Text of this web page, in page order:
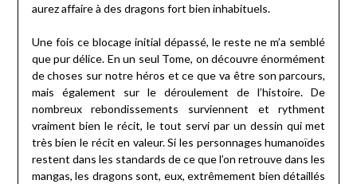
aurez affaire à des dragons fort bien inhabituels.
Une fois ce blocage initial dépassé, le reste ne m’a semblé
que pur délice. En un seul Tome, on découvre énormément
de choses sur notre héros et ce que va être son parcours,
mais également sur le déroulement de l’histoire. De
nombreux rebondissements surviennent et rythment
vraiment bien le récit, le tout servi par un dessin qui met
très bien le récit en valeur. Si les personnages humanoïdes
restent dans les standards de ce que l’on retrouve dans les
mangas, les dragons sont, eux, extrêmement bien détaillés